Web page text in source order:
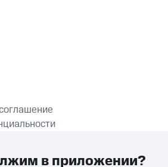
ПРИЛОЖЕНИЕ